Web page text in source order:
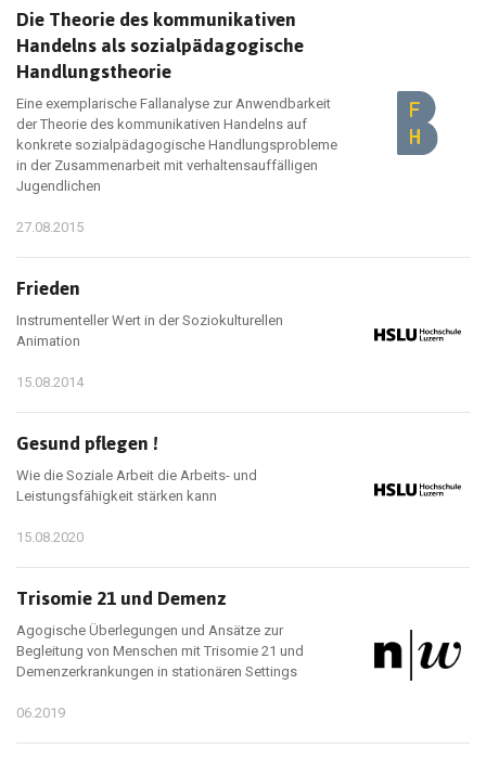
Die Theorie des kommunikativen
Handelns als sozialpädagogische
Handlungstheorie
Eine exemplarische Fallanalyse zur Anwendbarkeit
der Theorie des kommunikativen Handelns auf
konkrete sozialpädagogische Handlungsprobleme
in der Zusammenarbeit mit verhaltensauffälligen
Jugendlichen
27.08.2015
Frieden
Instrumenteller Wert in der Soziokulturellen
Animation
15.08.2014
Gesund pflegen !
Wie die Soziale Arbeit die Arbeits- und
Leistungsfähigkeit stärken kann
15.08.2020
Trisomie 21 und Demenz
Agogische Überlegungen und Ansätze zur
Begleitung von Menschen mit Trisomie 21 und
Demenzerkrankungen in stationären Settings
06.2019